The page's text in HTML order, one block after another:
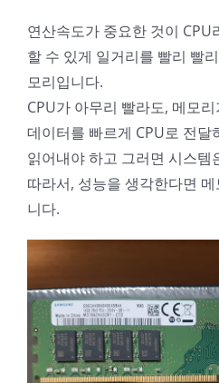
연산속도가 중요한 것이 CPU
할 수 있게 일거리를 빨리 빨
모리입니다.
CPU가 아무리 빨라도, 메모
데이터를 빠르게 CPU로 전
읽어내야 하고 그러면 시스템
따라서, 성능을 생각한다면
니다.